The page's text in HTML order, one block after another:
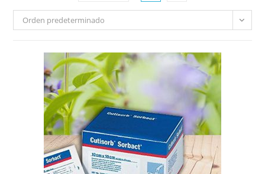
Orden predeterminado